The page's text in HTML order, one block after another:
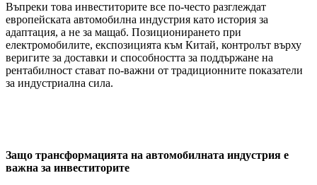
Въпреки това инвеститорите все по-често разглеждат
европейската автомобилна индустрия като история за
адаптация, а не за мащаб. Позиционирането при
електромобилите, експозицията към Китай, контролът върху
веригите за доставки и способността за поддържане на
рентабилност стават по-важни от традиционните показатели
за индустриална сила.
Защо трансформацията на автомобилната индустрия е
важна за инвеститорите